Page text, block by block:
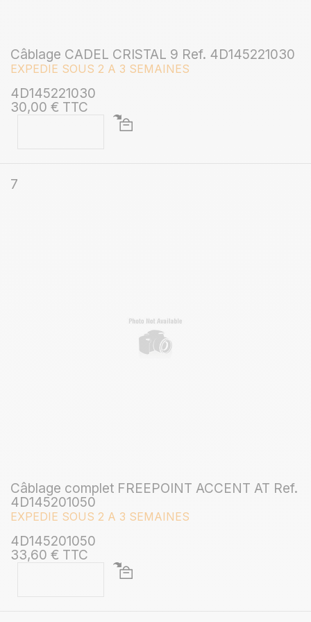
Câblage CADEL CRISTAL 9 Ref. 4D145221030
EXPEDIE SOUS 2 A 3 SEMAINES
4D145221030
30,00 € TTC
7
Câblage complet FREEPOINT ACCENT AT Ref.
4D145201050
EXPEDIE SOUS 2 A 3 SEMAINES
4D145201050
33,60 € TTC